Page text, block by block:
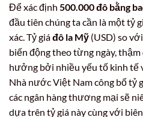
Để xác định 500.000 đô bằng
đầu tiên chúng ta cần là một tỷ
xác. Tỷ giáđô la Mỹ (USD) so
biến động theo từng ngày,
hưởng bởi nhiều yếu tố kinh tế
Nhà nước Việt Nam công bố tỷ
các ngân hàng thương mại sẽ
dựa trên tỷ giá này cùng với